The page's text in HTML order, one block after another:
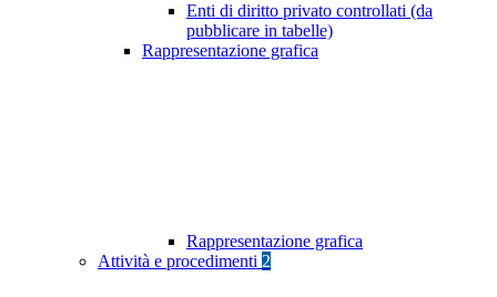
Enti di diritto privato controllati (da
pubblicare in tabelle)
Rappresentazione grafica
Rappresentazione grafica
Attività e procedimenti 2